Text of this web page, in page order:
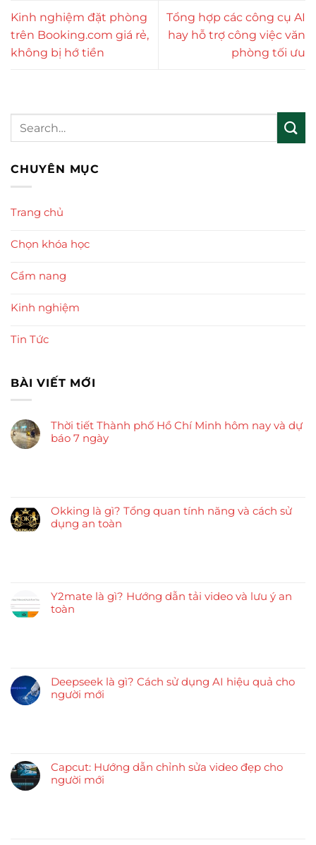
Kinh nghiệm đặt phòng
trên Booking.com giá rẻ,
không bị hớ tiền
Tổng hợp các công cụ AI
hay hỗ trợ công việc văn
phòng tối ưu
CHUYÊN MỤC
Trang chủ
Chọn khóa học
Cẩm nang
Kinh nghiệm
Tin Tức
BÀI VIẾT MỚI
Thời tiết Thành phố Hồ Chí Minh hôm nay và dự
báo 7 ngày
Okking là gì? Tổng quan tính năng và cách sử
dụng an toàn
Y2mate là gì? Hướng dẫn tải video và lưu ý an
toàn
Deepseek là gì? Cách sử dụng AI hiệu quả cho
người mới
Capcut: Hướng dẫn chỉnh sửa video đẹp cho
người mới